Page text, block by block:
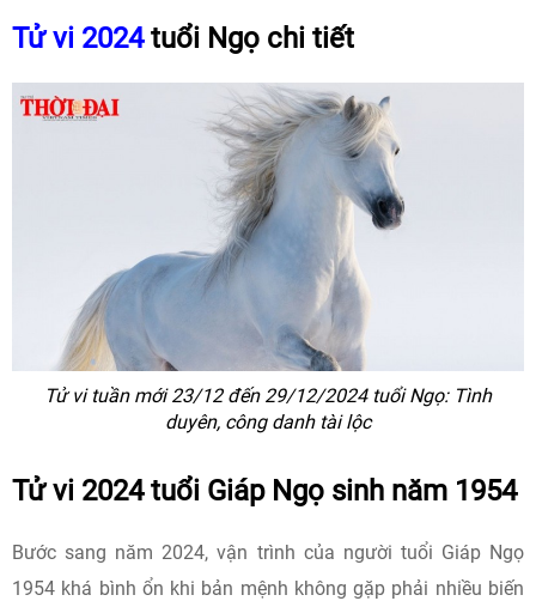
Tử vi 2024tuổi Ngọ chi tiết
Tử vi tuần mới 23/12 đến 29/12/2024 tuổi Ngọ: Tình
duyên, công danh tài lộc
Tử vi 2024 tuổi Giáp Ngọ sinh năm 1954
Bước sang năm 2024, vận trình của người tuổi Giáp Ngọ
1954 khá bình ổn khi bản mệnh không gặp phải nhiều biến